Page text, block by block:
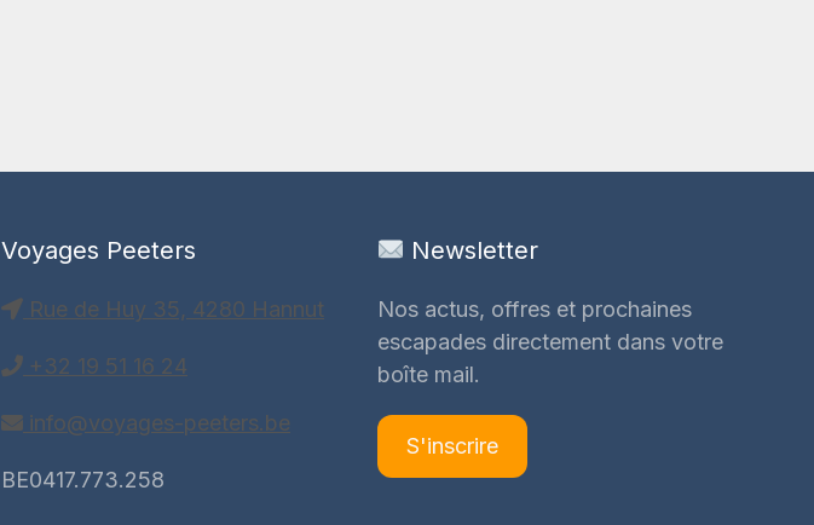
Voyages Peeters
Rue de Huy 35, 4280 Hannut
+32 19 51 16 24
info@voyages-peeters.be
BE0417.773.258
Newsletter
Nos actus, offres et prochaines
escapades directement dans votre
boîte mail.
S'inscrire